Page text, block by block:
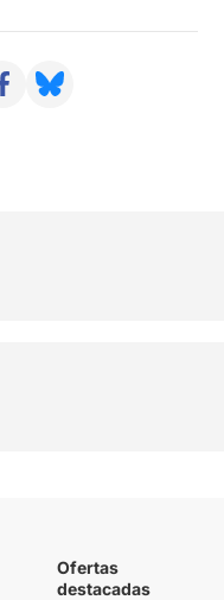
Ofertas
destacadas